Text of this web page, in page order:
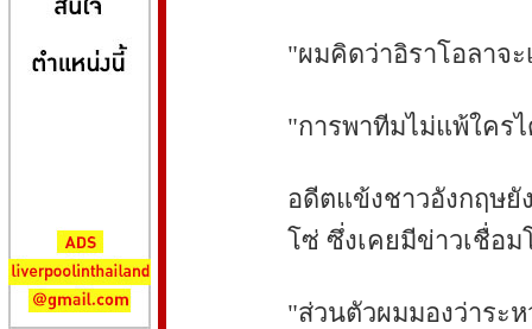
"ผมคิดว่าอิราโอลาจ
"การพาทีมไม่แพ้ใคร
อดีตแข้งชาวอังกฤษยั
โซ่ ซึ่งเคยมีข่าวเชื่อม
"ส่วนตัวผมมองว่าระ